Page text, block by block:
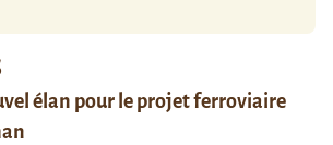
élan pour le projet ferroviaire